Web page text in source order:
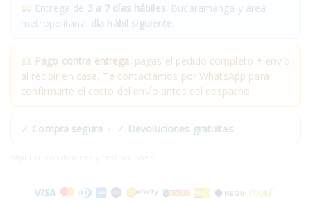
Entrega de 3 a 7 días hábiles. Bucaramanga y área
metropolitana: día hábil siguiente.
Pago contra entrega: pagas el pedido completo + envío
al recibir en casa. Te contactamos por WhatsApp para
confirmarte el costo del envío antes del despacho.
✓ Compra segura · ✓ Devoluciones gratuitas